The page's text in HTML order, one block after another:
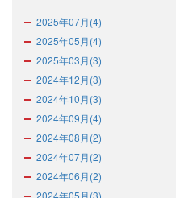
2025年07月(4)
2025年05月(4)
2025年03月(3)
2024年12月(3)
2024年10月(3)
2024年09月(4)
2024年08月(2)
2024年07月(2)
2024年06月(2)
2024年05月(3)